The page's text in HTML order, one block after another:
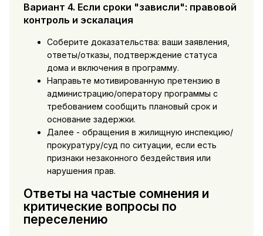
Вариант 4. Если сроки "зависли": правовой
контроль и эскалация
Соберите доказательства: ваши заявления,
ответы/отказы, подтверждение статуса
дома и включения в программу.
Направьте мотивированную претензию в
администрацию/оператору программы с
требованием сообщить плановый срок и
основание задержки.
Далее - обращения в жилищную инспекцию/
прокуратуру/суд по ситуации, если есть
признаки незаконного бездействия или
нарушения прав.
Ответы на частые сомнения и
критические вопросы по
переселению